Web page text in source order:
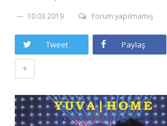
10.03.2019 Yorum yapılmamış
Tweet Paylaş
+